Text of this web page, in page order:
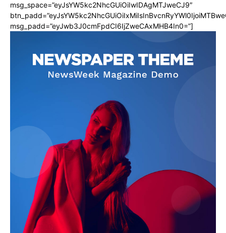
msg_space=”eyJsYW5kc2NhcGUiOiIwIDAgMTJweCJ9″
msg_padd=”eyJwb3J0cmFpdCI6IjZweCAxMHB4In0=”]